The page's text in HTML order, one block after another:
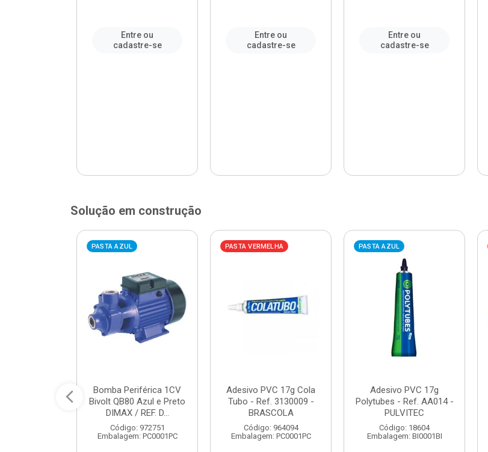
Entre ou
cadastre-se
Entre ou
cadastre-se
Entre ou
cadastre-se
Solução em construção
PASTA AZUL
Bomba Periférica 1CV
Bivolt QB80 Azul e Preto
DIMAX / REF. D...
Código: 972751
Embalagem: PC0001PC
PASTA VERMELHA
Adesivo PVC 17g Cola
Tubo - Ref. 3130009 -
BRASCOLA
Código: 964094
Embalagem: PC0001PC
PASTA AZUL
Adesivo PVC 17g
Polytubes - Ref. AA014 -
PULVITEC
Código: 18604
Embalagem: BI0001BI